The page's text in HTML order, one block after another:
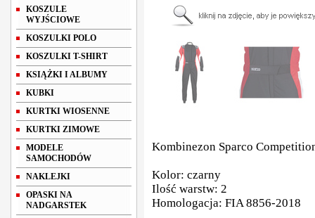
KOSZULE
WYJŚCIOWE
KOSZULKI POLO
KOSZULKI T-SHIRT
KSIĄŻKI I ALBUMY
KUBKI
KURTKI WIOSENNE
KURTKI ZIMOWE
MODELE
SAMOCHODÓW
NAKLEJKI
OPASKI NA
NADGARSTEK
Kombinezon Sparco
Kolor: czarny
Ilość warstw: 2
Homologacja: FIA8856-2018